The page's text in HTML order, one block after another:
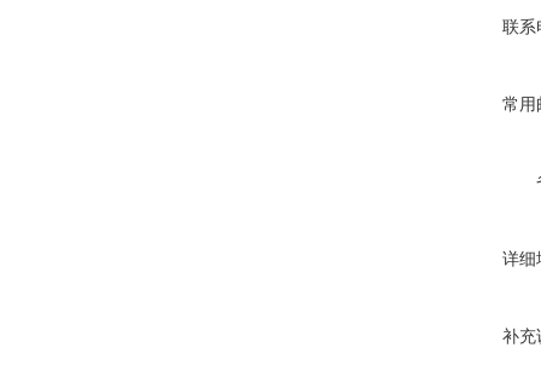
联系
常用
详细
补充